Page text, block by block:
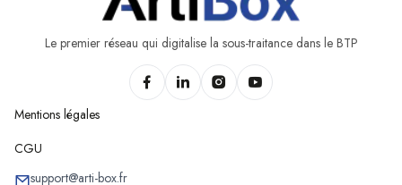
Le premier réseau qui digitalise la sous-traitance dans le BTP
Mentions légales
CGU
support@arti-box.fr